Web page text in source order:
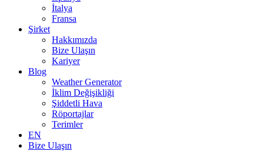
İtalya
Fransa
Şirket
Hakkımızda
Bize Ulaşın
Kariyer
Blog
Weather Generator
İklim Değişikliği
Şiddetli Hava
Röportajlar
Terimler
EN
Bize Ulaşın